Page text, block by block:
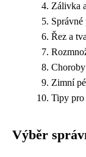
Zálivka
Správné
Řez a
Zimní
Tipy pro
Výběr